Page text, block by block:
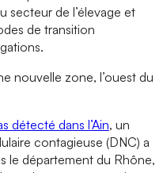
secteur de l’élevage et
de transition
nouvelle zone, l’ouest du
détecté dans l’Ain, un
contagieuse (DNC) a
le département du Rhône,